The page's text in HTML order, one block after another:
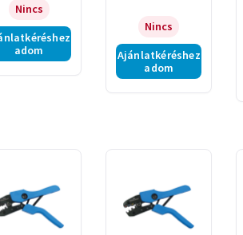
Nincs
adom
Nincs
Ajánlatkéréshez
adom